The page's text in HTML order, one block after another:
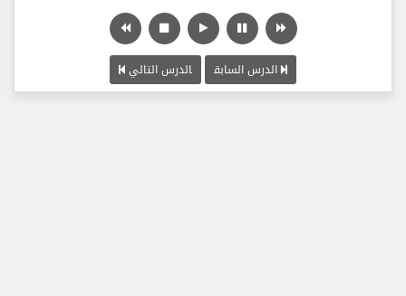
الدرس السابق الدرس التالي